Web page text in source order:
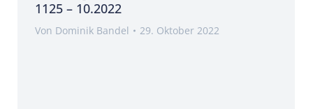
1125 – 10.2022
Von Dominik Bandel 29. Oktober 2022